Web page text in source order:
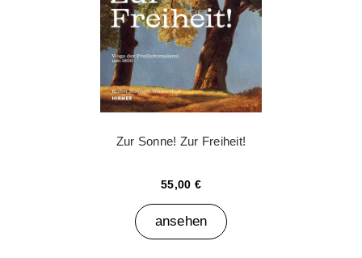
Zur Sonne! Zur Freiheit!
55,00 €
ansehen